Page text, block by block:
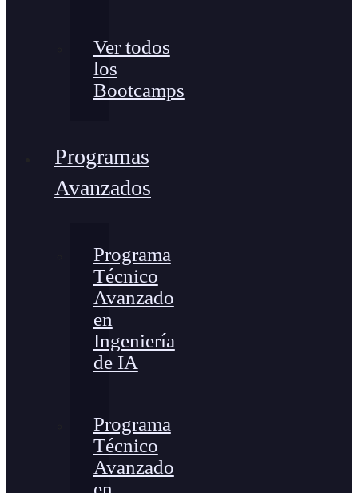
Ver todos
los
Bootcamps
Programas
Avanzados
Programa
Técnico
Avanzado
en
Ingeniería
de IA
Programa
Técnico
Avanzado
en